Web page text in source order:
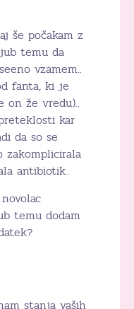
še počakam z
temu da
vzamem..
fanta, ki je
on že vredu)..
kar
da so se
zakomplicirala
antibiotik..
temu dodam
stanja vaših